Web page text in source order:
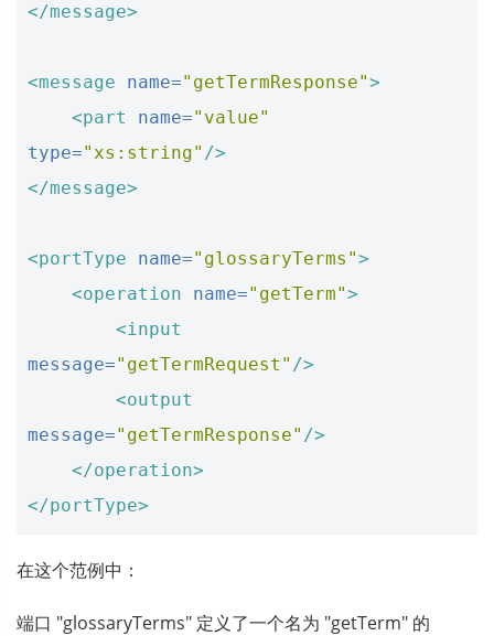
</message>
<message name="getTermResponse">
<part
name="value"
type="xs:string" />
</message>
<portType name="glossaryTerms">
<operation
name="getTerm">
<input
message="getTermRequest" />
<output
message="getTermResponse" />
</operation>
</portType>
在这个范例中：
端口 "glossaryTerms" 定义了一个名为 "getTerm" 的